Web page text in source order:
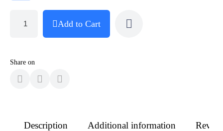
Add to Cart
Share on
Description Additional information